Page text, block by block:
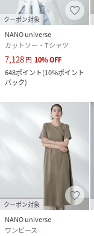
クーポン対象
NANO universe
カットソー・Tシャツ
7,128円 10%OFF
648ポイント(10%ポイント
バック)
クーポン対象
NANO universe
ワンピース